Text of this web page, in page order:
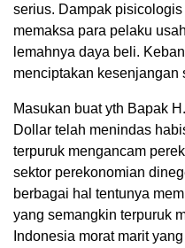
serius. Dampak
memaksa para pelaku
lemahnya daya beli.
menciptakan kesenjangan
Masukan buat yth Bapak
Dollar telah menindas
terpuruk mengancam
sektor perekonomian
berbagai hal tentunya
yang semangkin terpuruk
Indonesia morat marit